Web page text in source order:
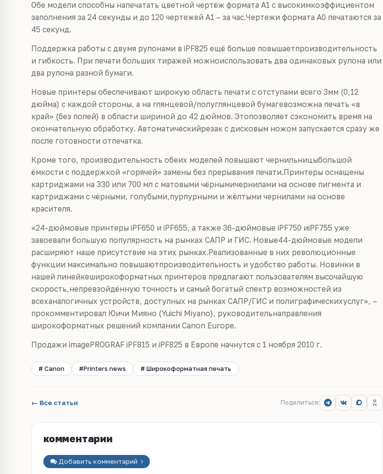
Обе модели способны напечатать цветной чертёж формата A1 с высокимкоэффициентом
заполнения за 24 секунды и до 120 чертежей A1 – за час.Чертежи формата A0 печатаются за
45 секунд.
Поддержка работы с двумя рулонами в iPF825 ещё больше повышаетпроизводительность
и гибкость. При печати больших тиражей можноиспользовать два одинаковых рулона или
два рулона разной бумаги.
Новые принтеры обеспечивают широкую область печати с отступами всего 3мм (0,12
дюйма) с каждой стороны, а на глянцевой/полуглянцевой бумагевозможна печать «в
край» (без полей) в области шириной до 42 дюймов. Этопозволяет сэкономить время на
окончательную обработку. Автоматическийрезак с дисковым ножом запускается сразу же
после готовности отпечатка.
Кроме того, производительность обеих моделей повышают чернильницыбольшой
ёмкости с поддержкой «горячей» замены без прерывания печати.Принтеры оснащены
картриджами на 330 или 700 мл с матовыми чёрнымичернилами на основе пигмента и
картриджами с чёрными, голубыми,пурпурными и жёлтыми чернилами на основе
красителя.
«24-дюймовые принтеры iPF650 и iPF655, а также 36-дюймовые iPF750 иiPF755 уже
завоевали большую популярность на рынках САПР и ГИС. Новые44-дюймовые модели
расширяют наше присутствие на этих рынках.Реализованные в них революционные
функции максимально повышаютпроизводительность и удобство работы. Новинки в
нашей линейкеширокоформатных принтеров предлагают пользователям высочайшую
скорость,непревзойдённую точность и самый богатый спектр возможностей из
всеханалогичных устройств, доступных на рынках САПР/ГИС и полиграфическихуслуг», –
прокомментировал Юичи Мияно (Yuichi Miyano), руководительнаправления
широкоформатных решений компании Canon Europe.
Продажи imagePROGRAF iPF815 и iPF825 в Европе начнутся с 1 ноября 2010 г.
# Canon #Printers news # Широкоформатная печать
← Все статьи Поделиться:
комментарии
Добавить комментарий